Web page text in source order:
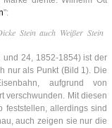
":
Stein auch Weißer Stein
und 24, 1852-1854) ist der
nur als Punkt (Bild 1). Die
aufgrund von
verschwunden. Mit diesen
feststellen, allerdings sind
auch zeigen sie nur die